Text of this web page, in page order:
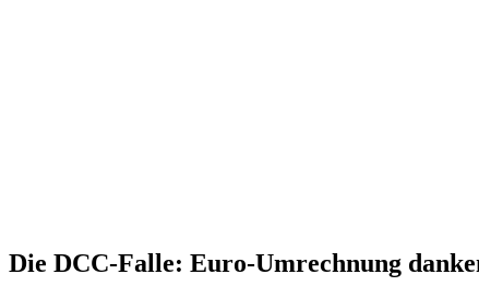
Die DCC-Falle: Euro-Umrechnung